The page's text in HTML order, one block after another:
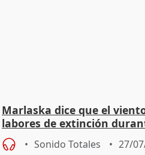
Marlaska dice que el
labores de extinción
Sonido Totales 27/